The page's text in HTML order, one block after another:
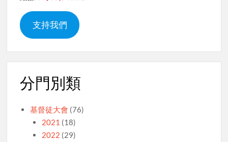
支持我們
分門別類
基督徒大會 (76)
2021 (18)
2022 (29)